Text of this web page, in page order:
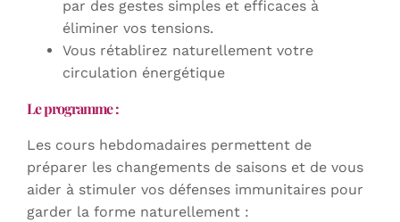
par des gestes simples et efficaces à
éliminer vos tensions.
Vous rétablirez naturellement votre
circulation énergétique
Le programme :
Les cours hebdomadaires permettent de
préparer les changements de saisons et de vous
aider à stimuler vos défenses immunitaires pour
garder la forme naturellement :